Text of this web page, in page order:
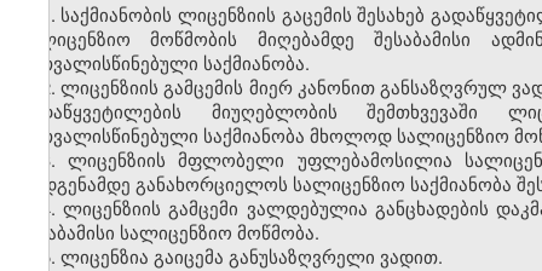
1. საქმიანობის ლიცენზიის გაცემის შესახებ
სალიცენზიო მოწმობის მიღებამდე შესაბამისი
გათვალისწინებული საქმიანობა.
2. ლიცენზიის გამცემის მიერ კანონით განსაზღვრულ
გადაწყვეტილების მიუღებლობის შემთხვევაში
გათვალისწინებული საქმიანობა მხოლოდ სალიცენზიო
3. ლიცენზიის მფლობელი უფლებამოსილია
აღდგენამდე განახორციელოს სალიცენზიო საქმიანობა
4. ლიცენზიის გამცემი ვალდებულია განცხადების
შესაბამისი სალიცენზიო მოწმობა.
5. ლიცენზია გაიცემა განუსაზღვრელი ვადით.